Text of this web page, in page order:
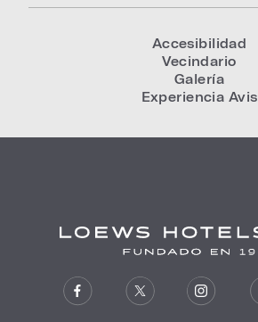
Accesibilidad
Vecindario
Galería
Experiencia Avis